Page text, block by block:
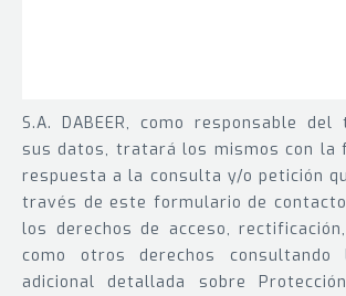
S.A. DABEER, como responsable
sus datos, tratará los mismos con la
respuesta a la consulta y/o petición
través de este formulario de
los derechos de acceso,
como otros derechos consultando
adicional detallada sobre